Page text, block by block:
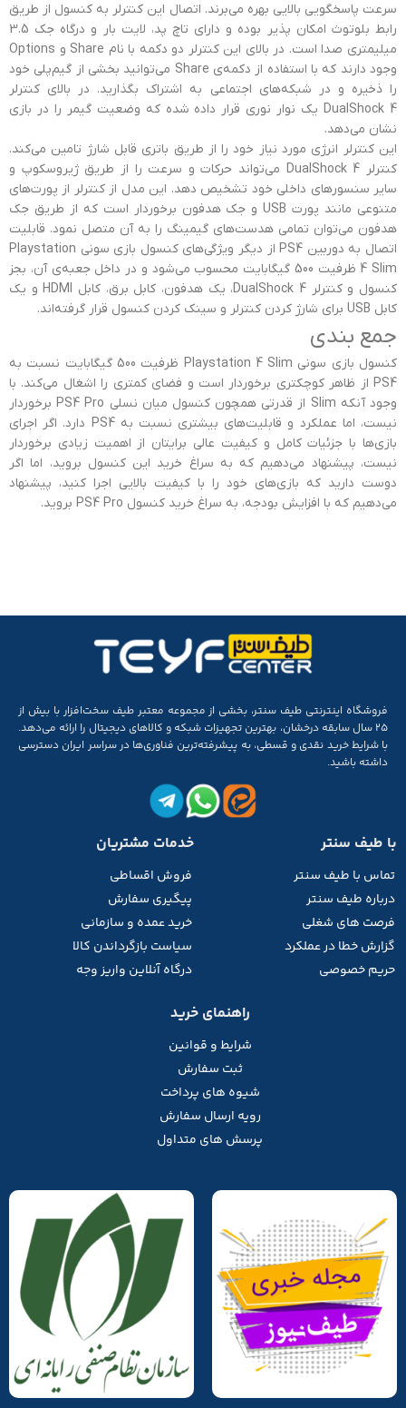
سرعت پاسخگویی بالایی بهره می‌برند. اتصال این کنترلر به کنسول از طریق
رابط بلوتوث امکان پذیر بوده و دارای تاچ پد، لایت بار و درگاه جک 3.5
میلیمتری صدا است. در بالای این کنترلر دو دکمه با نام Share و Options
وجود دارند که با استفاده از دکمه‌ی Share می‌توانید بخشی از گیم‌پلی خود
را ذخیره و در شبکه‌های اجتماعی به اشتراک بگذارید. در بالای کنترلر
DualShock 4 یک نوار نوری قرار داده شده که وضعیت گیمر را در بازی
نشان می‌دهد.
این کنترلر انرژی مورد نیاز خود را از طریق باتری قابل شارژ تامین می‌کند.
کنترلر DualShock 4 می‌تواند حرکات و سرعت را از طریق ژیروسکوپ و
سایر سنسورهای داخلی خود تشخیص دهد. این مدل از کنترلر از پورت‌های
متنوعی مانند پورت USB و جک هدفون برخوردار است که از طریق جک
هدفون می‌توان تمامی هدست‌های گیمینگ را به آن متصل نمود. قابلیت
اتصال به دوربین PS4 از دیگر ویژگی‌های کنسول بازی سونی Playstation
4 Slim ظرفیت 500 گیگابایت محسوب می‌شود و در داخل جعبه‌ی آن، بجز
کنسول و کنترلر DualShock 4، یک هدفون، کابل برق، کابل HDMI و یک
کابل USB برای شارژ کردن کنترلر و سینک کردن کنسول قرار گرفته‌اند.
جمع بندی
کنسول بازی سونی Playstation 4 Slim ظرفیت 500 گیگابایت نسبت به
PS4 از ظاهر کوچکتری برخوردار است و فضای کمتری را اشغال می‌کند. با
وجود آنکه Slim از قدرتی همچون کنسول میان نسلی PS4 Pro برخوردار
نیست، اما عملکرد و قابلیت‌های بیشتری نسبت به PS4 دارد. اگر اجرای
بازی‌ها با جزئیات کامل و کیفیت عالی برایتان از اهمیت زیادی برخوردار
نیست، پیشنهاد می‌دهیم که به سراغ خرید این کنسول بروید، اما اگر
دوست دارید که بازی‌های خود را با کیفیت بالایی اجرا کنید، پیشنهاد
می‌دهیم که با افزایش بودجه، به سراغ خرید کنسول PS4 Pro بروید.
فروشگاه اینترنتی طیف سنتر، بخشی از مجموعه‌ معتبر طیف سخت‌افزار با بیش از
۲۵ سال سابقه‌ درخشان، بهترین تجهیزات شبکه و کالاهای دیجیتال را ارائه می‌دهد.
با شرایط خرید نقدی و قسطی، به پیشرفته‌ترین فناوری‌ها در سراسر ایران دسترسی
داشته باشید.
با طیف سنتر
تماس با طیف سنتر
درباره طیف سنتر
فرصت های شغلی
گزارش خطا در عملکرد
حریم خصوصی
خدمات مشتریان
فروش اقساطی
پیگیری سفارش
خرید عمده و سازمانی
سیاست بازگرداندن کالا
درگاه آنلاین واریز وجه
راهنمای خرید
شرایط و قوانین
ثبت سفارش
شیوه های پرداخت
رویه ارسال سفارش
پرسش های متداول